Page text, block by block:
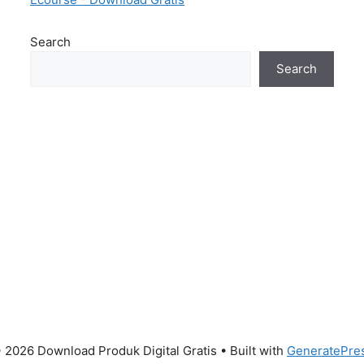
Search
Search
Download Produk Digital Gratis • Built with